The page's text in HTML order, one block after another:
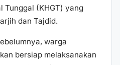
Tunggal (KHGT) yang
dan Tajdid.
warga
bersiap melaksanakan